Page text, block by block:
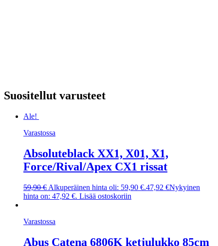
Suositellut varusteet
Ale!
Varastossa
Absoluteblack XX1, X01, X1,
Force/Rival/Apex CX1 rissat
59,90€ Alkuperäinen hinta oli: 59,90 €.47,92 €Nykyinen
hinta on: 47,92 €. Lisää ostoskoriin
Varastossa
Abus Catena 6806K ketjulukko 85cm